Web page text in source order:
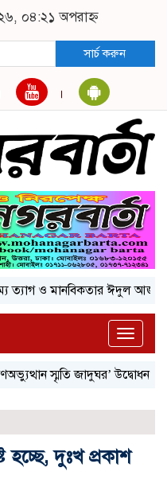
০৪:২১ অপরাহ্ন
সার্চ করুন
ও মানবিকতার ঈদুল আজহা
Toggle
স্মৃতি জাদুঘর’ উদ্বোধন করলেন
হচ্ছে, দুঃখ প্রকাশ